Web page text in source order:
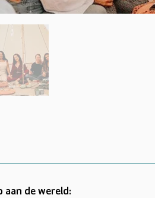
aan de wereld: